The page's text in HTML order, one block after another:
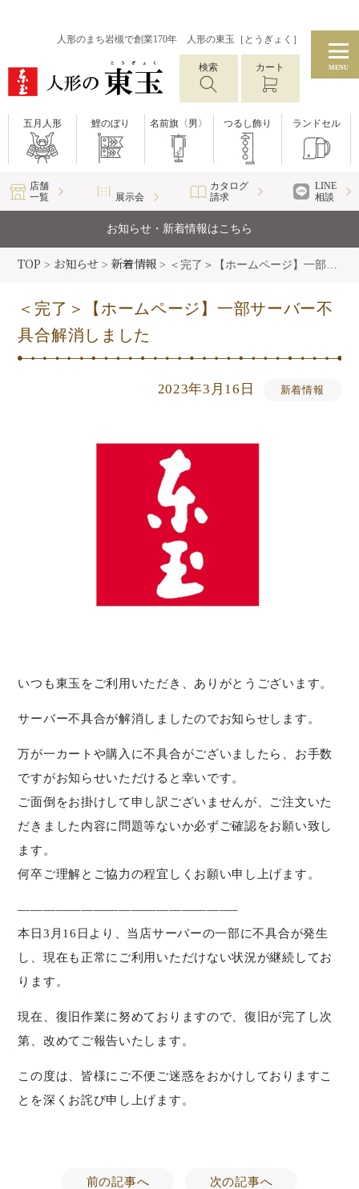
人形のまち岩槻で創業170年 人形の東玉［とうぎょく］
検索 カート MENU
五月人形 鯉のぼり 名前旗〈男〉 つるし飾り ランドセル
店舗
一覧
展示会
カタログ
請求
LINE
相談
お知らせ・新着情報はこちら
TOP > お知らせ >新着情報 > ＜完了＞【ホームページ】一部サーバー不具合解消しました
＜完了＞【ホームページ】一部サーバー不
具合解消しました
2023年3月16日 新着情報
いつも東玉をご利用いただき、ありがとうございます。
サーバー不具合が解消しましたのでお知らせします。
万が一カートや購入に不具合がございましたら、お手数
ですがお知らせいただけると幸いです。
ご面倒をお掛けして申し訳ございませんが、ご注文いた
だきました内容に問題等ないか必ずご確認をお願い致し
ます。
何卒ご理解とご協力の程宜しくお願い申し上げます。
—————————————————–
本日3月16日より、当店サーバーの一部に不具合が発生
し、現在も正常にご利用いただけない状況が継続してお
ります。
現在、復旧作業に努めておりますので、復旧が完了し次
第、改めてご報告いたします。
この度は、皆様にご不便ご迷惑をおかけしておりますこ
とを深くお詫び申し上げます。
前の記事へ 次の記事へ